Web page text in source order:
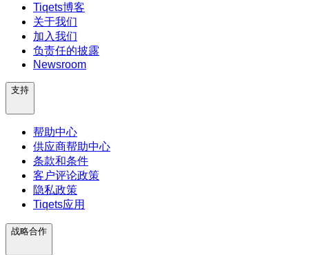
Tiqets博客
关于我们
加入我们
负责任的披露
Newsroom
支持
帮助中心
供应商帮助中心
条款和条件
客户评论政策
隐私政策
Tiqets应用
战略合作